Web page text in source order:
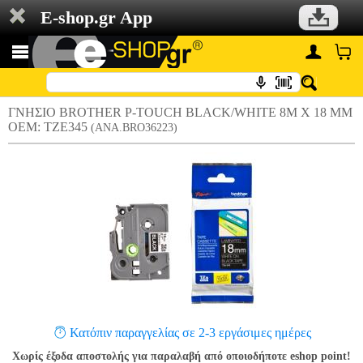
E-shop.gr App
ΓΝΗΣΙΟ BROTHER P-TOUCH BLACK/WHITE 8M X 18 MM
OEM: TZE345 (ANA.BRO36223)
Κατόπιν παραγγελίας σε 2-3 εργάσιμες ημέρες
Χωρίς έξοδα αποστολής για παραλαβή από οποιοδήποτε eshop point!